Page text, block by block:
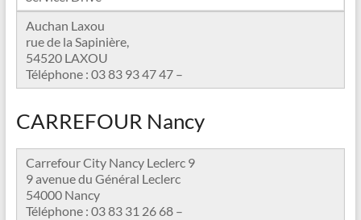
Auchan Laxou
rue de la Sapinière,
54520 LAXOU
Téléphone : 03 83 93 47 47 –
CARREFOUR Nancy
Carrefour City Nancy Leclerc 9
9 avenue du Général Leclerc
54000 Nancy
Téléphone : 03 83 31 26 68 –